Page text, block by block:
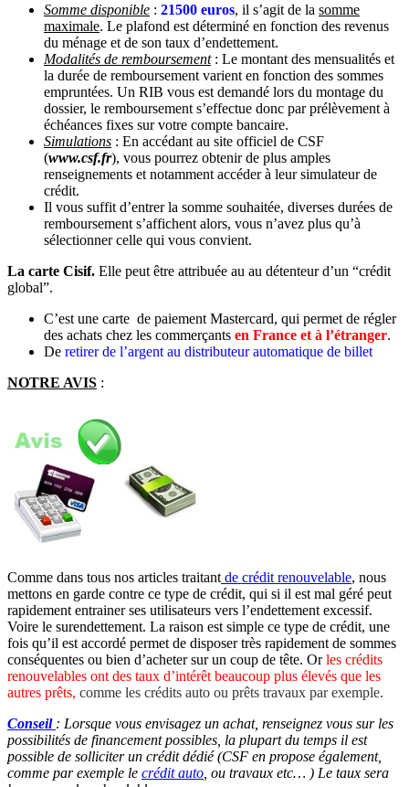
Somme disponible : 21500 euros, il s’agit de la somme
maximale. Le plafond est déterminé en fonction des revenus
du ménage et de son taux d’endettement.
Modalités de remboursement: Le montant des mensualités et
la durée de remboursement varient en fonction des sommes
empruntées. Un RIB vous est demandé lors du montage du
dossier, le remboursement s’effectue donc par prélèvement à
échéances fixes sur votre compte bancaire.
Simulations : En accédant au site officiel de CSF
(www.csf.fr), vous pourrez obtenir de plus amples
renseignements et notamment accéder à leur simulateur de
crédit.
Il vous suffit d’entrer la somme souhaitée, diverses durées de
remboursement s’affichent alors, vous n’avez plus qu’à
sélectionner celle qui vous convient.
La carte Cisif. Elle peut être attribuée au au détenteur d’un “crédit
global”.
C’est une carte de paiement Mastercard, qui permet de régler
des achats chez les commerçants en France et à l’étranger.
De retirer de l’argent au distributeur automatique de billet
NOTRE AVIS :
Comme dans tous nos articles traitant de crédit renouvelable, nous
mettons en garde contre ce type de crédit, qui si il est mal géré peut
rapidement entrainer ses utilisateurs vers l’endettement excessif.
Voire le surendettement. La raison est simple ce type de crédit, une
fois qu’il est accordé permet de disposer très rapidement de sommes
conséquentes ou bien d’acheter sur un coup de tête. Orles crédits
renouvelables ont des taux d’intérêt beaucoup plus élevés que les
autres prêts, comme les crédits auto ou prêts travaux par exemple.
Conseil : Lorsque vous envisagez un achat, renseignez vous sur les
possibilités de financement possibles, la plupart du temps il est
possible de solliciter un crédit dédié (CSF en propose également,
comme par exemple le crédit auto , ou travaux etc… ) Le taux sera